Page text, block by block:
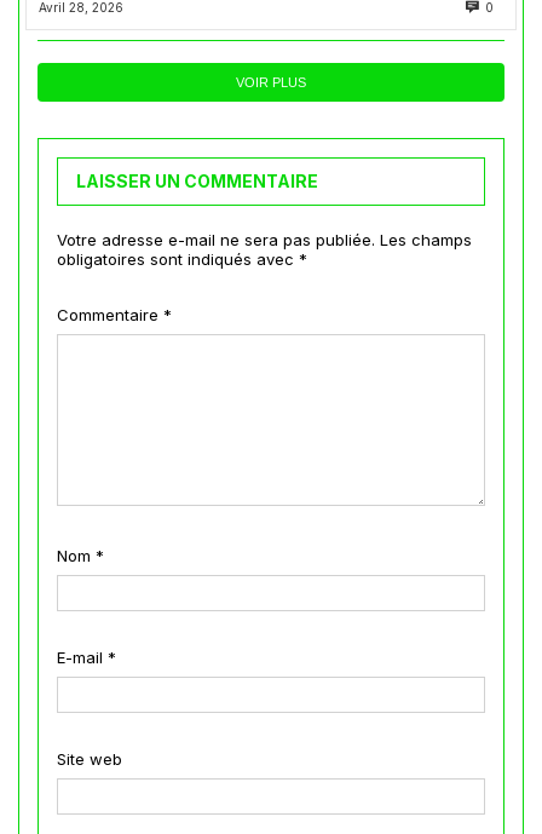
Avril 28, 2026 0
VOIR PLUS
LAISSER UN COMMENTAIRE
Votre adresse e-mail ne sera pas publiée. Les champs
obligatoires sont indiqués avec *
Commentaire *
Nom *
E-mail *
Site web